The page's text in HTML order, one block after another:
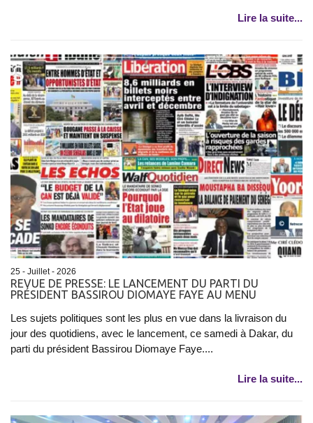
Lire la suite...
25 - Juillet - 2026
REVUE DE PRESSE: LE LANCEMENT DU PARTI DU
PRÉSIDENT BASSIROU DIOMAYE FAYE AU MENU
Les sujets politiques sont les plus en vue dans la livraison du
jour des quotidiens, avec le lancement, ce samedi à Dakar, du
parti du président Bassirou Diomaye Faye....
Lire la suite...